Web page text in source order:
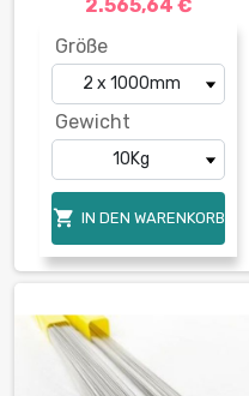
2.565,64 €
Größe
Gewicht
 IN DEN WARENKORB